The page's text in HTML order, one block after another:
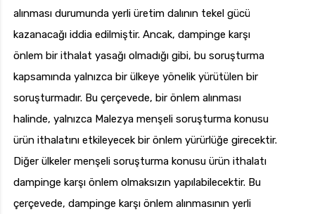
alınması durumunda yerli üretim dalının tekel gücü
kazanacağı iddia edilmiştir. Ancak, dampinge karşı
önlem bir ithalat yasağı olmadığı gibi, bu soruşturma
kapsamında yalnızca bir ülkeye yönelik yürütülen bir
soruşturmadır. Bu çerçevede, bir önlem alınması
halinde, yalnızca Malezya menşeli soruşturma konusu
ürün ithalatını etkileyecek bir önlem yürürlüğe girecektir.
Diğer ülkeler menşeli soruşturma konusu ürün ithalatı
dampinge karşı önlem olmaksızın yapılabilecektir. Bu
çerçevede, dampinge karşı önlem alınmasının yerli